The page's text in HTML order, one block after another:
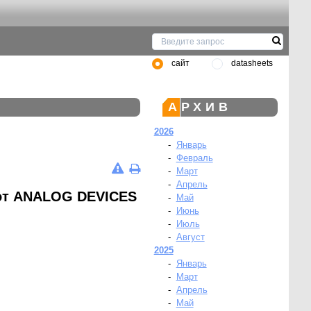
сайт datasheets
ANALOG DEVICES
АРХИВ
2026
-
Январь
- Февраль
-
Март
- Апрель
-
Май
-
Июнь
-
Июль
- Август
2025
-
Январь
-
Март
- Апрель
-
Май